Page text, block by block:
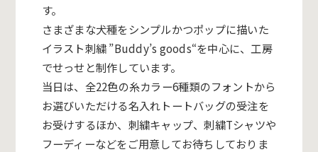
す。
さまざまな犬種をシンプルかつポップに描いた
イラスト刺繍 ”Buddy’s goods“を中心に、工房
でせっせと制作しています。
当日は、全22色の糸カラー6種類のフォントから
お選びいただける名入れトートバッグの受注を
お受けするほか、刺繍キャップ、刺繍Tシャツや
フーディーなどをご用意してお待ちしておりま